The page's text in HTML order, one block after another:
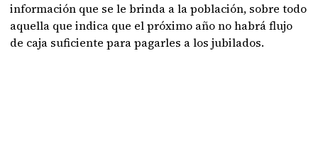
información que se le brinda a la población, sobre todo
aquella que indica que el próximo año no habrá flujo
de caja suficiente para pagarles a los jubilados.